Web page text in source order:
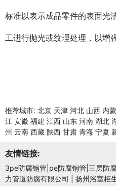
标准以表示成品零件的表面光
工进行抛光或纹理处理，以增
推荐城市: 北京 天津 河北 山西 内
江 安徽 福建 江西 山东 河南 湖北
州 云南 西藏 陕西 甘肃 青海 宁夏
友情链接:
3pe防腐钢管|pe防腐钢管|三层防
力管道防腐有限公司
扬州浴室柜